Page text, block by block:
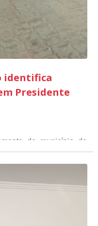
identifica
Presidente
do município de
neste fim de semana,
com indícios de
a central de
Guarda Civil Municipal,
foi comprovada,
a motocicleta, bem